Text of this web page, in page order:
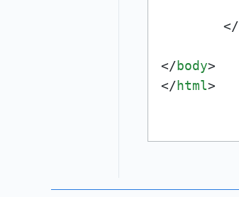
</
</body>
</html>